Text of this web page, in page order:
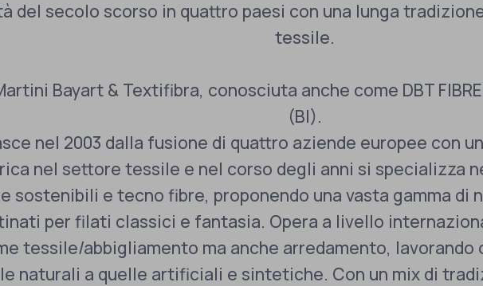
del secolo scorso in quattro paesi con una lunga
tessile.
Bayart & Textifibra, conosciuta anche come DBT
(BI).
nel 2003 dalla fusione di quattro aziende europee con
nel settore tessile e nel corso degli anni si specializza
sostenibili e tecno fibre, proponendo una vasta gamma di
per filati classici e fantasia. Opera a livello
tessile/abbigliamento ma anche arredamento, lavorando
naturali a quelle artificiali e sintetiche. Con un mix di